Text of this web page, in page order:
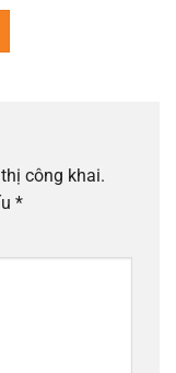
công khai.
*